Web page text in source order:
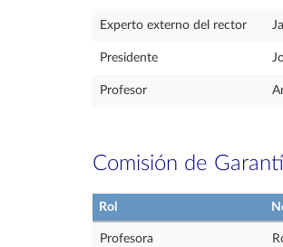
Experto externo del rector
Presidente
Profesor
Comisión de
Rol
Profesora